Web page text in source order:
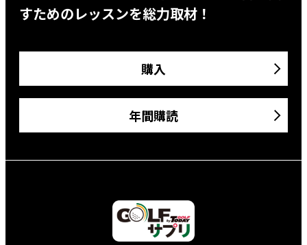
すためのレッスンを総力取材！
購入
年間購読